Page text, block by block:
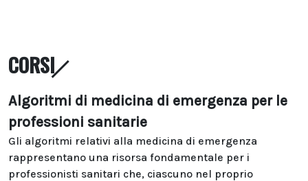
CORSI
Algoritmi di medicina di emergenza per le
professioni sanitarie
Gli algoritmi relativi alla medicina di emergenza
rappresentano una risorsa fondamentale per i
professionisti sanitari che, ciascuno nel proprio